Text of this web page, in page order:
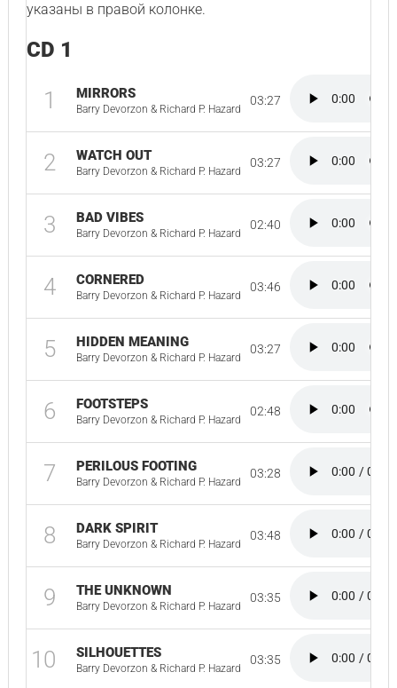
указаны в правой колонке.
CD 1
1 MIRRORS
Barry Devorzon & Richard P. Hazard
03:27
2 WATCH OUT
Barry Devorzon & Richard P. Hazard
03:27
3 BAD VIBES
Barry Devorzon & Richard P. Hazard
02:40
4 CORNERED
Barry Devorzon & Richard P. Hazard
03:46
5 HIDDEN MEANING
Barry Devorzon & Richard P. Hazard
03:27
6 FOOTSTEPS
Barry Devorzon & Richard P. Hazard
02:48
7 PERILOUS FOOTING
Barry Devorzon & Richard P. Hazard
03:28
8 DARK SPIRIT
Barry Devorzon & Richard P. Hazard
03:48
9 THE UNKNOWN
Barry Devorzon & Richard P. Hazard
03:35
10 SILHOUETTES
Barry Devorzon & Richard P. Hazard
03:35